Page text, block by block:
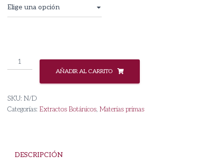
Extracto
Hidroglicólico
cantidad
AÑADIR AL CARRITO
SKU: N/D
Categorías: Extractos Botánicos, Materias primas
DESCRIPCIÓN